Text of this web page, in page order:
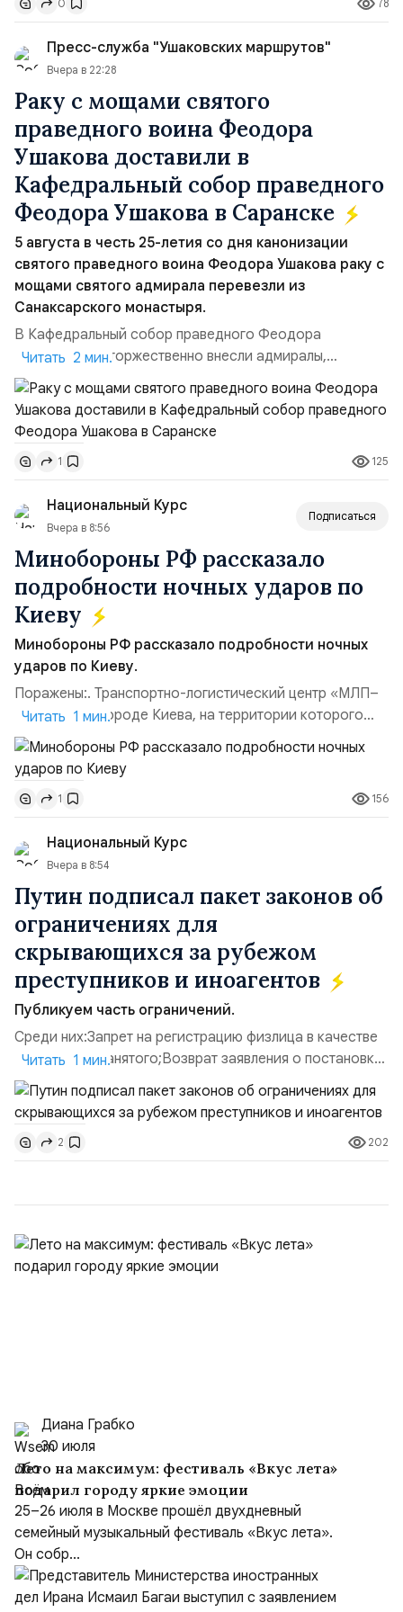
контролировали пролив на паритетных началах —
50/50. Стало: Новое соглашение закрепляет за
Ираном...
0 78
Пресс-служба "Ушаковских маршрутов"
Вчера в 22:28
Раку с мощами святого
праведного воина Феодора
Ушакова доставили в
Кафедральный собор праведного
Феодора Ушакова в Саранске
5 августа в честь 25-летия со дня канонизации
святого праведного воина Феодора Ушакова раку с
мощами святого адмирала перевезли из
Санаксарского монастыря.
В Кафедральный собор праведного Феодора
Ушакова раку торжественно внесли адмиралы,
участвовавшие в канонизации святого праведного
воина Феодора Ушакова 25 лет назад:Адмирал
Владимир Прокофьевич Валуев, командующий
Балтийским флотом ВМФ России (2001–2006
гг.);Адмирал Владимир Петрович Комоедов,
командующий Черноморским флотом ВМФ России
(1998–2002 г...
Читать 2 мин.
1 125
Национальный Курс
Вчера в 8:56
Подписаться
Минобороны РФ рассказало
подробности ночных ударов по
Киеву
Минобороны РФ рассказало подробности ночных
ударов по Киеву.
Поражены:. Транспортно-логистический центр «МЛП–
Чайка» в пригороде Киева, на территории которого
осуществлялось хранение, сборка а также запуск с
прилегающего полевого аэродром «Чайка»
дальнобойных БПЛА ВСУ; Складские помещения
«Транс-Логистик» в Оболонском районе г. Киев,
использовавшиеся для хранения военного
имущества ВСУ; Сортировочны...
Читать 1 мин.
1 156
Национальный Курс
Вчера в 8:54
Путин подписал пакет законов об
ограничениях для
скрывающихся за рубежом
преступников и иноагентов
Публикуем часть ограничений.
Среди них:Запрет на регистрацию физлица в качестве
ИП или самозанятого;Возврат заявления о постановке
недвижимости на кадастровый учет;Ограничение
водительских прав;Запрет регистрации транспортных
средств и на заключение сделок по
доверенности;Отказ в заключении кредитного
договора, предоставлении государственных и
Читать 1 мин.
2 202
Диана Грабко
30 июля
Лето на максимум: фестиваль «Вкус лета»
подарил городу яркие эмоции
25–26 июля в Москве прошёл двухдневный
семейный музыкальный фестиваль «Вкус лета».
Он собр...